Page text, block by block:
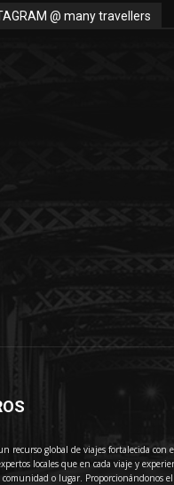
@ many travellers
recurso global de viajes fortalecida con
locales que en cada viaje y
o lugar. Proporcionándonos